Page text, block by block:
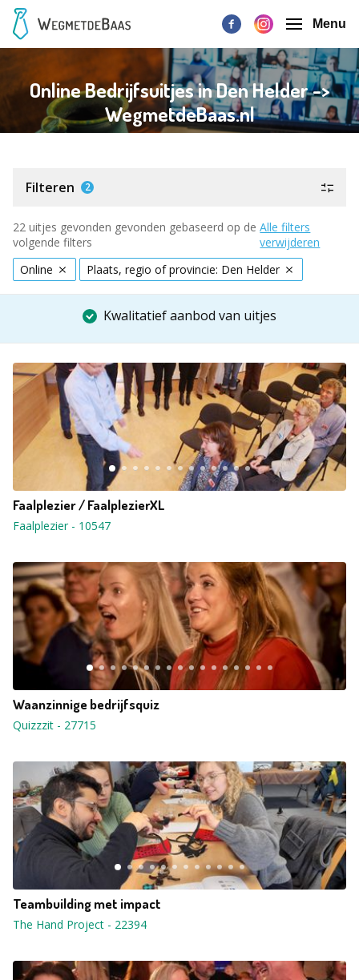
Menu
Online Bedrijfsuitjes in Den Helder ->
WegmetdeBaas.nl
Filteren 2
22 uitjes gevonden gevonden gebaseerd op de
volgende filters
Alle filters
verwijderen
Online
Plaats, regio of provincie: Den Helder
Kwalitatief aanbod van uitjes
Faalplezier / FaalplezierXL
Faalplezier- 10547
Waanzinnige bedrijfsquiz
Quizzzit - 27715
Teambuilding met impact
The Hand Project - 22394